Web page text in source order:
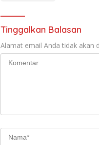
Tinggalkan Balasan
Alamat email Anda tidak akan